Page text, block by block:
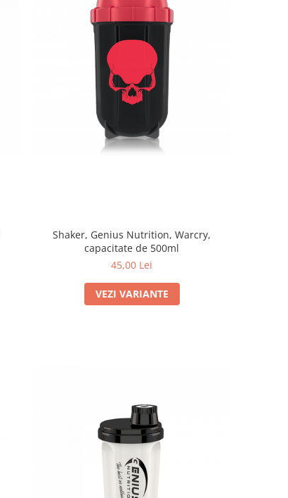
Shaker, Genius Nutrition, Warcry,
capacitate de 500ml
45,00 Lei
VEZI VARIANTE